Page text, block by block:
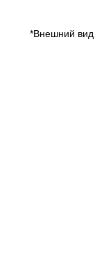
*Внешний вид